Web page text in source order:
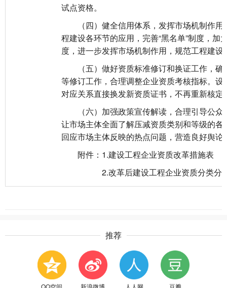
试点资格。
（四）健全信用体系，发挥市场机制作用
程建设各环节的应用，完善“黑名单”制度，
度，进一步发挥市场机制作用，规范工程建
（五）做好资质标准修订和换证工作，确
等修订工作，合理调整企业资质考核指标。
对应关系直接换发新资质证书，不再重新核定
（六）加强政策宣传解读，合理引导公众
让市场主体全面了解压减资质类别和等级的
回应市场主体反映的热点问题，营造良好舆论
附件：1.建设工程企业资质改革措施表
2.改革后建设工程企业资质分类分
推荐
QQ空间 新浪微博 人人网 豆瓣